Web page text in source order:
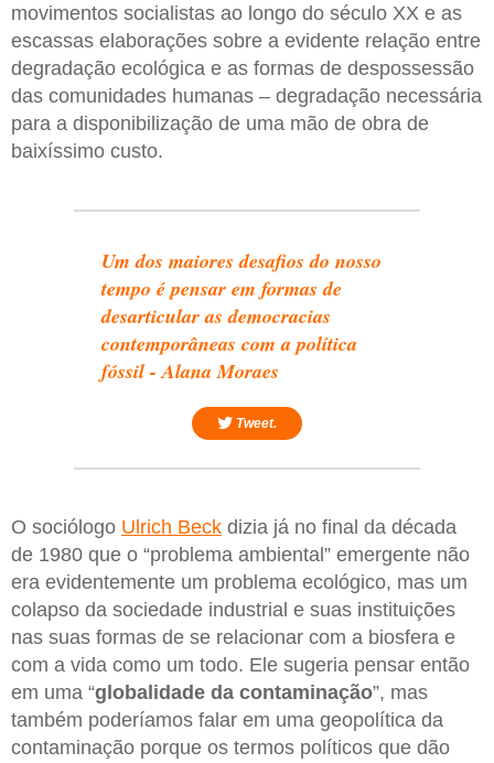
movimentos socialistas ao longo do século XX e as
escassas elaborações sobre a evidente relação entre
degradação ecológica e as formas de despossessão
das comunidades humanas – degradação necessária
para a disponibilização de uma mão de obra de
baixíssimo custo.
Um dos maiores desafios do nosso
tempo é pensar em formas de
desarticular as democracias
contemporâneas com a política
fóssil - Alana Moraes
Tweet.
O sociólogo Ulrich Beck dizia já no final da década
de 1980 que o “problema ambiental” emergente não
era evidentemente um problema ecológico, mas um
colapso da sociedade industrial e suas instituições
nas suas formas de se relacionar com a biosfera e
com a vida como um todo. Ele sugeria pensar então
em uma “globalidade da contaminação”, mas
também poderíamos falar em uma geopolítica da
contaminação porque os termos políticos que dão